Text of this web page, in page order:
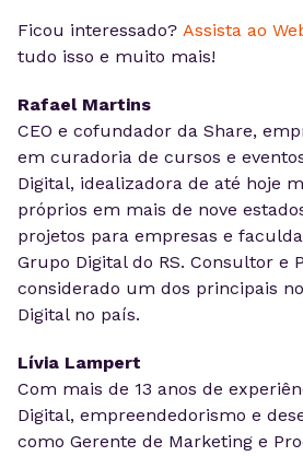
Ficou interessado? Assista ao
tudo isso e muito mais!
Rafael Martins
CEO e cofundador da Share,
em curadoria de cursos e
Digital, idealizadora de até hoje
próprios em mais de nove
projetos para empresas e
Grupo Digital do RS. Consultor e
considerado um dos principais
Digital no país.
Lívia Lampert
Com mais de 13 anos de
Digital, empreendedorismo e
como Gerente de Marketing e